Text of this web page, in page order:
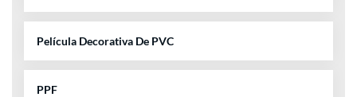
Película Decorativa De PVC
PPF